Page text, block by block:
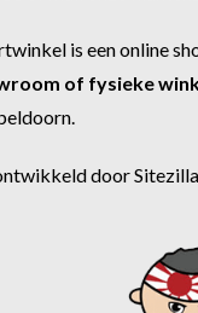
is een online
of fysieke
door